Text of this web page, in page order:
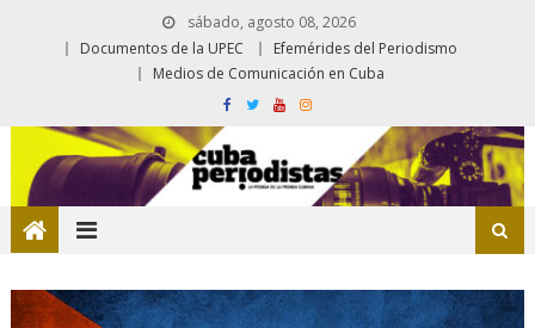
sábado, agosto 08, 2026
Documentos de la UPEC
Efemérides del Periodismo
Medios de Comunicación en Cuba